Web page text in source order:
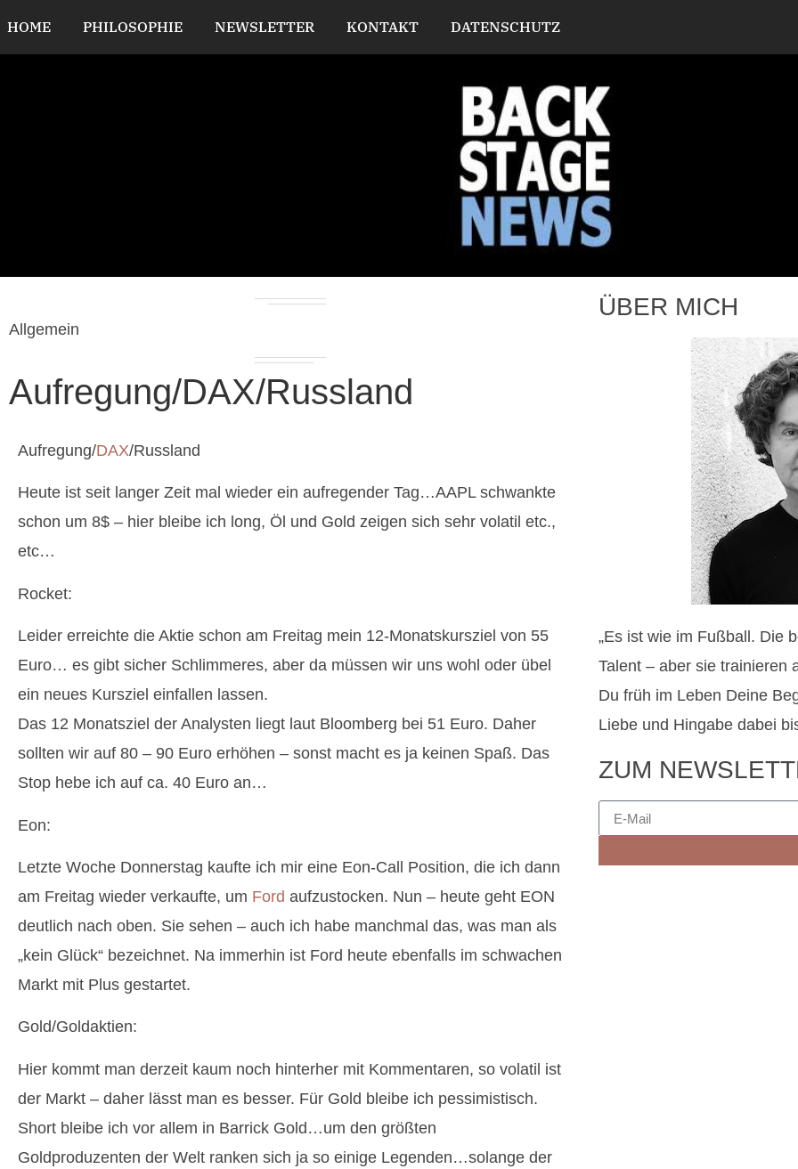
HOME PHILOSOPHIE NEWSLETTER KONTAKT DATENSCHUTZ
Allgemein
Aufregung/DAX/Russland
Aufregung/DAX/Russland
Heute ist seit langer Zeit mal wieder ein aufregender Tag…AAPL schwankte
schon um 8$ – hier bleibe ich long, Öl und Gold zeigen sich sehr volatil etc.,
etc…
Rocket:
Leider erreichte die Aktie schon am Freitag mein 12-Monatskursziel von 55
Euro… es gibt sicher Schlimmeres, aber da müssen wir uns wohl oder übel
ein neues Kursziel einfallen lassen.
Das 12 Monatsziel der Analysten liegt laut Bloomberg bei 51 Euro. Daher
sollten wir auf 80 – 90 Euro erhöhen – sonst macht es ja keinen Spaß. Das
Stop hebe ich auf ca. 40 Euro an…
Eon:
Letzte Woche Donnerstag kaufte ich mir eine Eon-Call Position, die ich dann
am Freitag wieder verkaufte, um Ford aufzustocken. Nun – heute geht EON
deutlich nach oben. Sie sehen – auch ich habe manchmal das, was man als
„kein Glück“ bezeichnet. Na immerhin ist Ford heute ebenfalls im schwachen
Markt mit Plus gestartet.
Gold/Goldaktien:
Hier kommt man derzeit kaum noch hinterher mit Kommentaren, so volatil ist
der Markt – daher lässt man es besser. Für Gold bleibe ich pessimistisch.
Short bleibe ich vor allem in Barrick Gold…um den größten
Goldproduzenten der Welt ranken sich ja so einige Legenden…solange der
ÜBER MICH
„Es ist wie im Fußball. Die
Talent – aber sie trainieren
Du früh im Leben Deine
Liebe und Hingabe dabei
ZUM